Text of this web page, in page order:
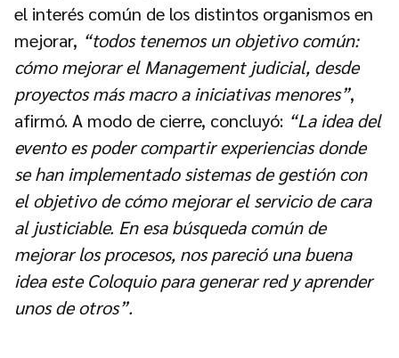
el interés común de los distintos organismos en
mejorar, “todos tenemos un objetivo común:
cómo mejorar el Management judicial, desde
proyectos más macro a iniciativas menores”,
afirmó. A modo de cierre, concluyó: “La idea del
evento es poder compartir experiencias donde
se han implementado sistemas de gestión con
el objetivo de cómo mejorar el servicio de cara
al justiciable. En esa búsqueda común de
mejorar los procesos, nos pareció una buena
idea este Coloquio para generar red y aprender
unos de otros”.